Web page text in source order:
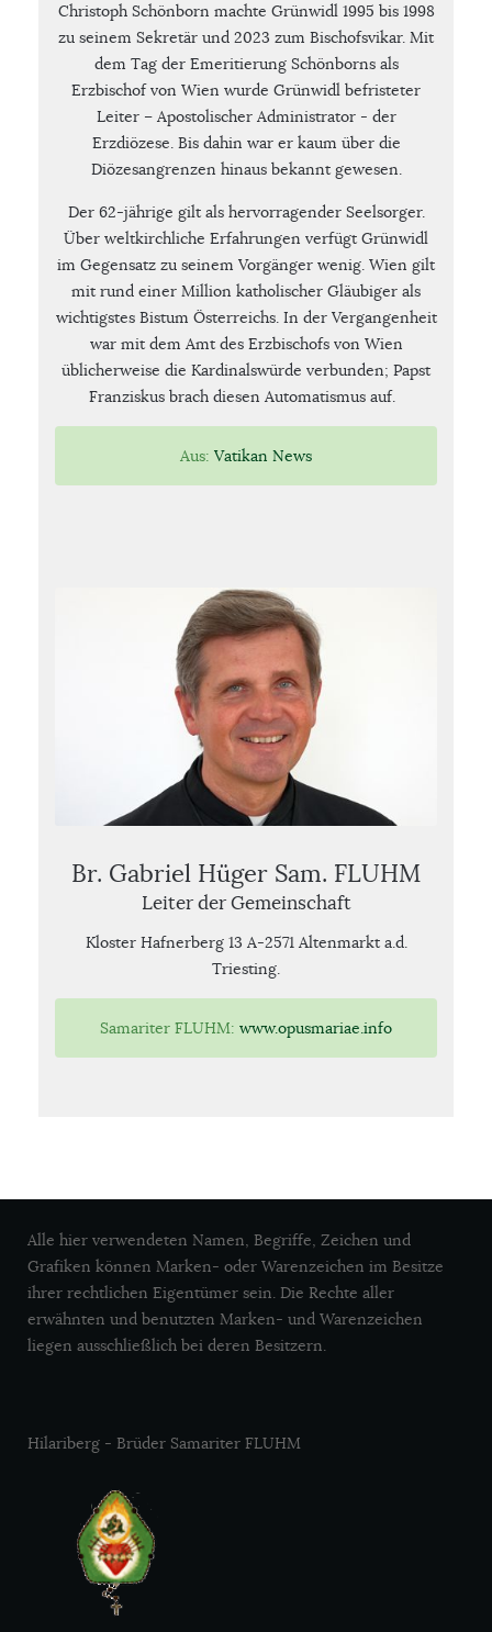
Christoph Schönborn machte Grünwidl 1995 bis 1998
zu seinem Sekretär und 2023 zum Bischofsvikar. Mit
dem Tag der Emeritierung Schönborns als
Erzbischof von Wien wurde Grünwidl befristeter
Leiter – Apostolischer Administrator - der
Erzdiözese. Bis dahin war er kaum über die
Diözesangrenzen hinaus bekannt gewesen.
Der 62-jährige gilt als hervorragender Seelsorger.
Über weltkirchliche Erfahrungen verfügt Grünwidl
im Gegensatz zu seinem Vorgänger wenig. Wien gilt
mit rund einer Million katholischer Gläubiger als
wichtigstes Bistum Österreichs. In der Vergangenheit
war mit dem Amt des Erzbischofs von Wien
üblicherweise die Kardinalswürde verbunden; Papst
Franziskus brach diesen Automatismus auf.
Aus: Vatikan News
Br. Gabriel Hüger Sam. FLUHM
Leiter der Gemeinschaft
Kloster Hafnerberg 13 A-2571 Altenmarkt a.d.
Triesting.
Samariter FLUHM: www.opusmariae.info
Alle hier verwendeten Namen, Begriffe, Zeichen und
Grafiken können Marken- oder Warenzeichen im Besitze
ihrer rechtlichen Eigentümer sein. Die Rechte aller
erwähnten und benutzten Marken- und Warenzeichen
liegen ausschließlich bei deren Besitzern.
Hilariberg - Brüder Samariter FLUHM